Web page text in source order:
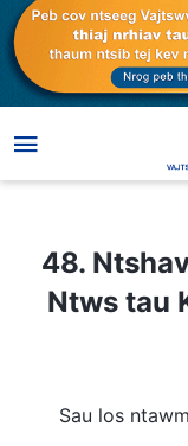
48.
Ntws tau
Sau los